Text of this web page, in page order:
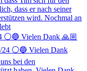
Vielen Dank 🙏🏼